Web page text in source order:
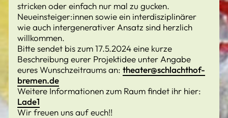
stricken oder einfach nur mal zu gucken.
Neueinsteiger:innen sowie ein interdisziplinärer
wie auch intergenerativer Ansatz sind herzlich
willkommen.
Bitte sendet bis zum 17.5.2024 eine kurze
Beschreibung eurer Projektidee unter Angabe
eures Wunschzeitraums an: theater@schlachthof-
bremen.de
Weitere Informationen zum Raum findet ihr hier:
Lade1
Wir freuen uns auf euch!!